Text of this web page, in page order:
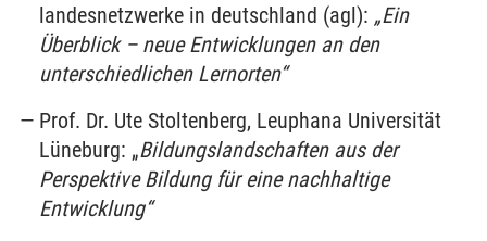
landesnetzwerke in deutschland (agl): „Ein
Überblick – neue Entwicklungen an den
unterschiedlichen Lernorten“
Prof. Dr. Ute Stoltenberg, Leuphana Universität
Lüneburg: „Bildungslandschaften aus der
Perspektive Bildung für eine nachhaltige
Entwicklung“